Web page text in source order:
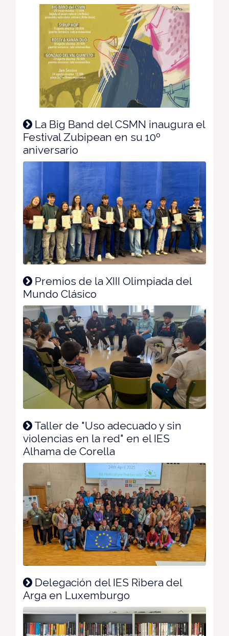
La Big Band del CSMN inaugura el
Festival Zubipean en su 10º
aniversario
Premios de la XIII Olimpiada del
Mundo Clásico
Taller de "Uso adecuado y sin
violencias en la red" en el IES
Alhama de Corella
Delegación del IES Ribera del
Arga en Luxemburgo